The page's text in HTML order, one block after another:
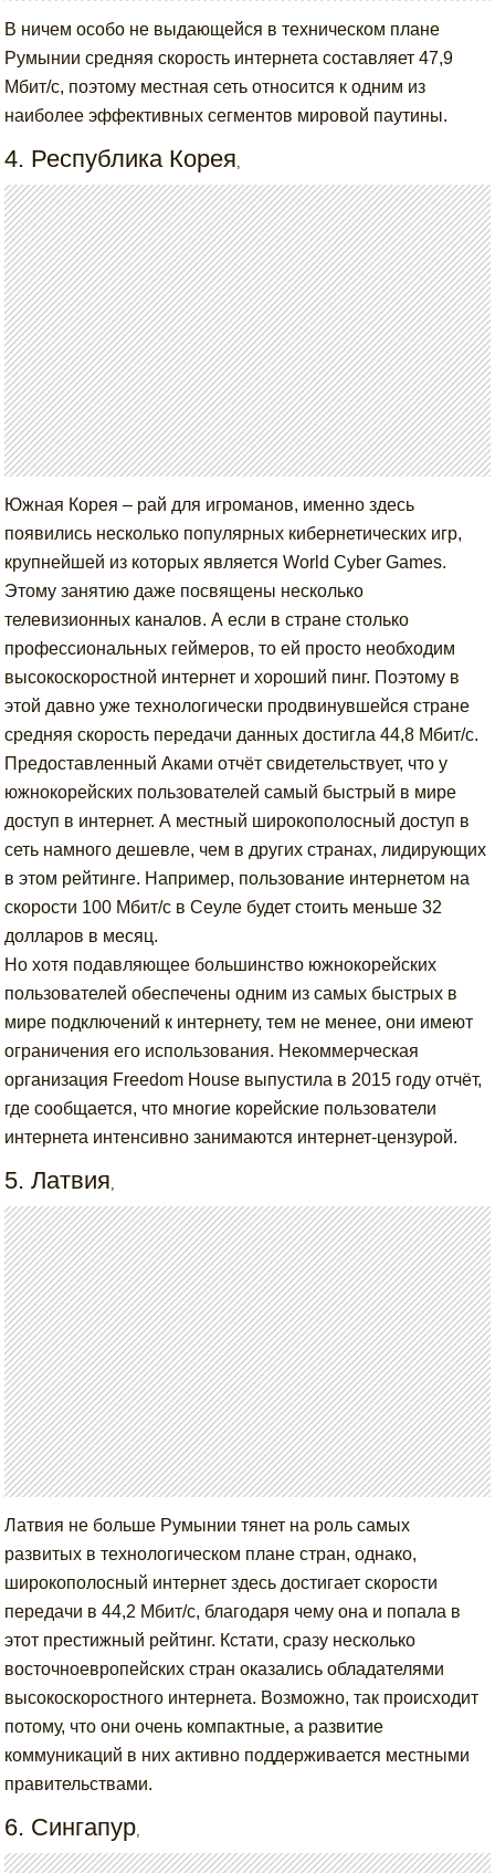
В ничем особо не выдающейся в техническом плане
Румынии средняя скорость интернета составляет 47,9
Мбит/с, поэтому местная сеть относится к одним из
наиболее эффективных сегментов мировой паутины.
4. Республика Корея,
Южная Корея – рай для игроманов, именно здесь
появились несколько популярных кибернетических игр,
крупнейшей из которых является World Cyber Games.
Этому занятию даже посвящены несколько
телевизионных каналов. А если в стране столько
профессиональных геймеров, то ей просто необходим
высокоскоростной интернет и хороший пинг. Поэтому в
этой давно уже технологически продвинувшейся стране
средняя скорость передачи данных достигла 44,8 Мбит/с.
Предоставленный Аками отчёт свидетельствует, что у
южнокорейских пользователей самый быстрый в мире
доступ в интернет. А местный широкополосный доступ в
сеть намного дешевле, чем в других странах, лидирующих
в этом рейтинге. Например, пользование интернетом на
скорости 100 Мбит/с в Сеуле будет стоить меньше 32
долларов в месяц.
Но хотя подавляющее большинство южнокорейских
пользователей обеспечены одним из самых быстрых в
мире подключений к интернету, тем не менее, они имеют
ограничения его использования. Некоммерческая
организация Freedom House выпустила в 2015 году отчёт,
где сообщается, что многие корейские пользователи
интернета интенсивно занимаются интернет-цензурой.
5. Латвия
Латвия не больше Румынии тянет на роль самых
развитых в технологическом плане стран, однако,
широкополосный интернет здесь достигает скорости
передачи в 44,2 Мбит/с, благодаря чему она и попала в
этот престижный рейтинг. Кстати, сразу несколько
восточноевропейских стран оказались обладателями
высокоскоростного интернета. Возможно, так происходит
потому, что они очень компактные, а развитие
коммуникаций в них активно поддерживается местными
правительствами.
6. Сингапур,